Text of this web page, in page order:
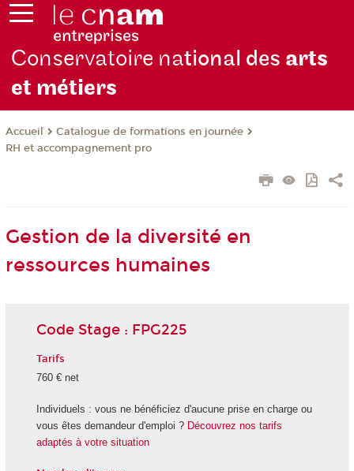
Conservatoire national des arts
et métiers
Accueil
Catalogue de formations en journée
RH et accompagnement pro
Gestion de la diversité en
ressources humaines
Code Stage : FPG225
Tarifs
760 € net
Individuels : vous ne bénéficiez d'aucune prise en charge ou
vous êtes demandeur d'emploi ? Découvrez nos tarifs
adaptés à votre situation